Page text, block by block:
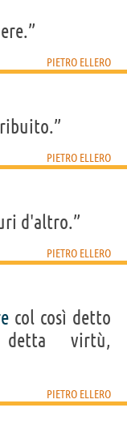
PIETRO ELLERO
PIETRO ELLERO
d'altro.”
PIETRO ELLERO
col così detto
virtù,
PIETRO ELLERO